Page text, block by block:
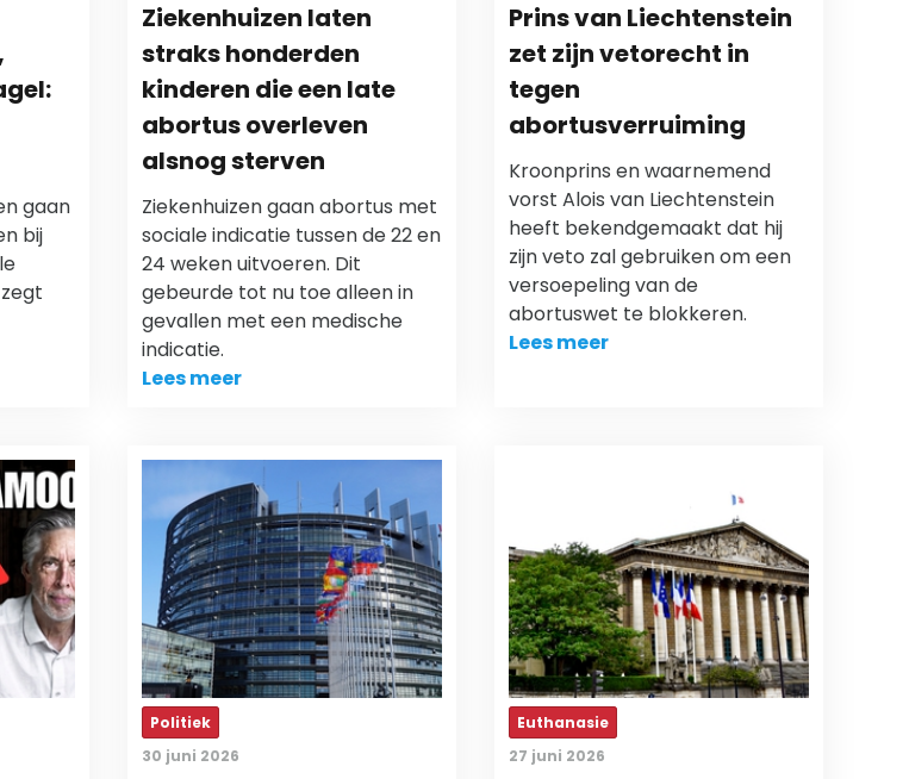
gaan
bij
Ziekenhuizen laten
straks honderden
kinderen die een late
abortus overleven
alsnog sterven
Ziekenhuizen gaan abortus met
sociale indicatie tussen de 22 en
24 weken uitvoeren. Dit
gebeurde tot nu toe alleen in
gevallen met een medische
indicatie.
Lees meer
Prins van Liechtenstein
zet zijn vetorecht in
tegen
abortusverruiming
Kroonprins en waarnemend
vorst Alois van Liechtenstein
heeft bekendgemaakt dat hij
zijn veto zal gebruiken om een
versoepeling van de
abortuswet te blokkeren.
Lees meer
Politiek
30 juni 2026
Euthanasie
27 juni 2026